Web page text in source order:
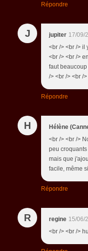
Répondre
J jupiter 17/09/
<br /> <br /> il
<br /> <br />
faut
/> <br /> <br /
Répondre
H Hélène
<br /> <br />
peu
mais que
facile, même
Répondre
R regine 15/06/
<br /> <br />